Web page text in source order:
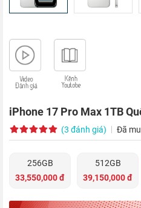
iPhone 17 Pro Max 1TB
(3 đánh giá) Đã
256GB
33,550,000 đ
512GB
39,150,000 đ